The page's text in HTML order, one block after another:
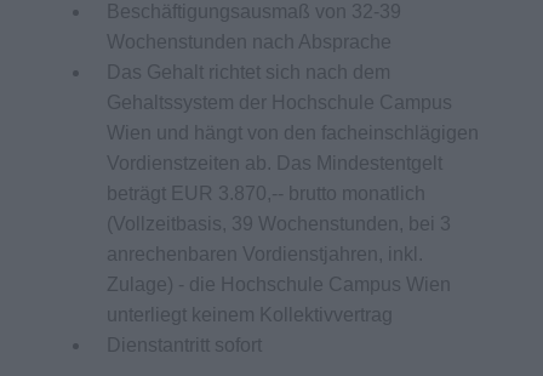
Beschäftigungsausmaß von 32-39
Wochenstunden nach Absprache
Das Gehalt richtet sich nach dem
Gehaltssystem der Hochschule Campus
Wien und hängt von den facheinschlägigen
Vordienstzeiten ab. Das Mindestentgelt
beträgt EUR 3.870,-- brutto monatlich
(Vollzeitbasis, 39 Wochenstunden, bei 3
anrechenbaren Vordienstjahren, inkl.
Zulage) - die Hochschule Campus Wien
unterliegt keinem Kollektivvertrag
Dienstantritt sofort